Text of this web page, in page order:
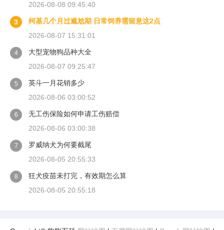
2026-08-08 09:45:40
3
柯基几个月过尴尬期 日常饲养需留意这2点
2026-08-07 15:31:01
4
大型宠物狗品种大全
2026-08-07 09:25:47
5
英斗一月花销多少
2026-08-06 03:00:52
6
无工伤保险如何申请工伤赔偿
2026-08-06 03:00:38
7
罗威纳犬为何要截尾
2026-08-05 20:55:33
8
狂犬疫苗未打完，有效期怎么算
2026-08-05 20:55:18